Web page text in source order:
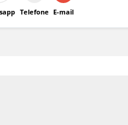
e dedicação no conforto
lar.
Telefone E-mail